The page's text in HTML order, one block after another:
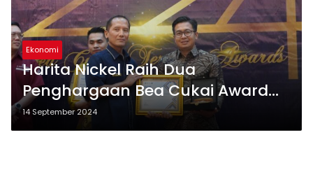
Ekonomi
Harita Nickel Raih Dua
Penghargaan Bea Cukai Award
2024
14 September 2024